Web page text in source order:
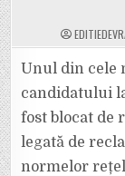
Unul din cele
candidatului
fost blocat de
legată de
normelor